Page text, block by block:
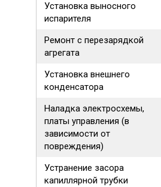
Установка выносного
испарителя
Ремонт с перезарядкой
агрегата
Установка внешнего
конденсатора
Наладка электросхемы,
платы управления (в
зависимости от
повреждения)
Устранение засора
капиллярной трубки